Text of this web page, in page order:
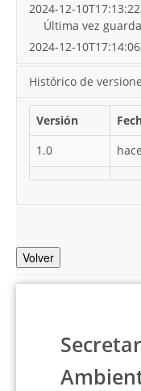
2024-12-
Última vez
2024-12-
Histórico de
Versión
1.0
Volver